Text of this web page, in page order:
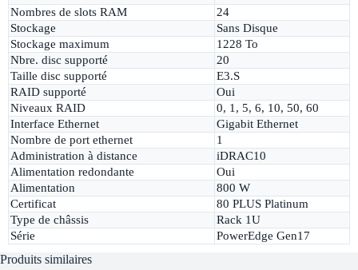
Nombres de slots RAM
24
Stockage
Sans Disque
Stockage maximum
1228 To
Nbre. disc supporté
20
Taille disc supporté
E3.S
RAID supporté
Oui
Niveaux RAID
0, 1, 5, 6, 10, 50, 60
Interface Ethernet
Gigabit Ethernet
Nombre de port ethernet
1
Administration à distance
iDRAC10
Alimentation redondante
Oui
Alimentation
800 W
Certificat
80 PLUS Platinum
Type de châssis
Rack 1U
Série
PowerEdge Gen17
Produits similaires